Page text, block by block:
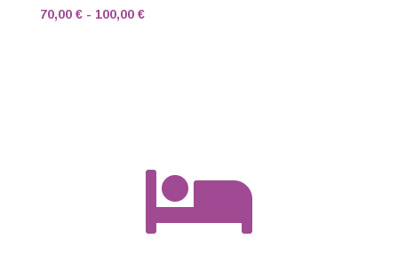
70,00 € - 100,00 €Rango
